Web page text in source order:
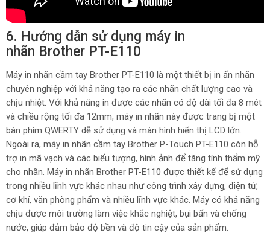
6. Hướng dẫn sử dụng máy in
nhãn Brother PT-E110
Máy in nhãn cầm tay Brother PT-E110 là một thiết bị in ấn nhãn
chuyên nghiệp với khả năng tạo ra các nhãn chất lượng cao và
chịu nhiệt. Với khả năng in được các nhãn có độ dài tối đa 8 mét
và chiều rộng tối đa 12mm, máy in nhãn này được trang bị một
bàn phím QWERTY dễ sử dụng và màn hình hiển thị LCD lớn.
Ngoài ra, máy in nhãn cầm tay Brother P-Touch PT-E110 còn hỗ
trợ in mã vạch và các biểu tượng, hình ảnh để tăng tính thẩm mỹ
cho nhãn. Máy in nhãn Brother PT-E110 được thiết kế để sử dụng
trong nhiều lĩnh vực khác nhau như công trình xây dựng, điện tử,
cơ khí, văn phòng phẩm và nhiều lĩnh vực khác. Máy có khả năng
chịu được môi trường làm việc khắc nghiệt, bụi bẩn và chống
nước, giúp đảm bảo độ bền và độ tin cậy của sản phẩm.